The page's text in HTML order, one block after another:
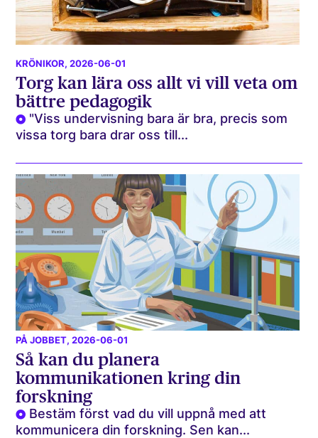
KRÖNIKOR, 2026-06-01
Torg kan lära oss allt vi vill veta om
bättre pedagogik
"Viss undervisning bara är bra, precis som
vissa torg bara drar oss till...
PÅ JOBBET, 2026-06-01
Så kan du planera
kommunikationen kring din
forskning
Bestäm först vad du vill uppnå med att
kommunicera din forskning. Sen kan...